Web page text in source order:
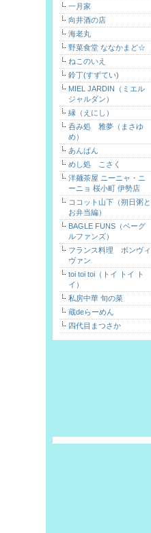
一月家
向井酒の店
海老丸
野菜食堂 ななかまど☆
ねこのいえ
鈴丁(すずてい)
MIEL JARDIN（ミエル
ジャルダン）
縁（えにし）
呑み処 雅夢（まさゆ
め）
あんぱん
めし処 こさく
洋麺茶屋 ニーニャ・ニ
ーニョ 桜小町 伊勢店
ココット山下（朔日粥と
お弁当編）
BAGLE FUNS（ベーグ
ルファンズ）
フランス料理 ボンヴィ
ヴァン
toi toi toi（トイ トイ ト
イ）
私房中華 旬の菜
蔵deらーめん
四代目まつさか